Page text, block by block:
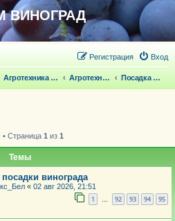
ВИНОГРАД
Вход
Регистрация
Агротехника выращивания винограда Агротехника выращивания винограда Посадка винограда
• Страница 1 из 1
Темы
винограда
« 02 авг 2026, 21:51
1 … 92 93 94 95